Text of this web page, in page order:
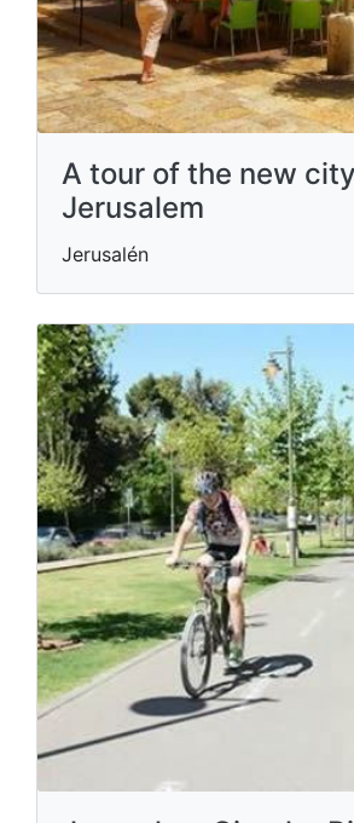
A tour of the new
Jerusalem
Jerusalén